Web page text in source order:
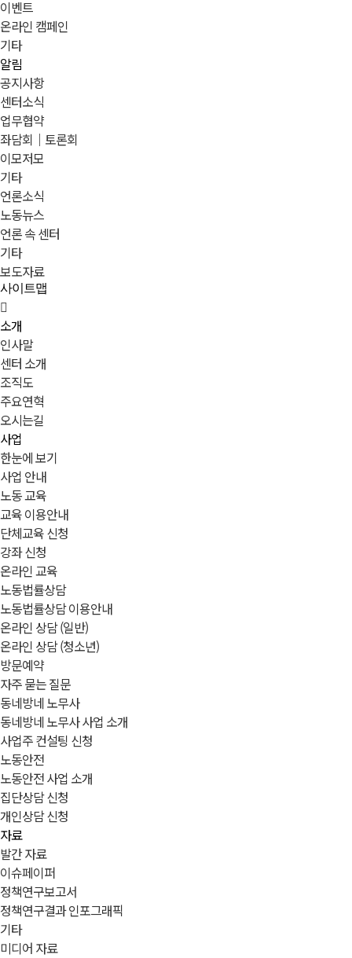
이벤트
온라인 캠페인
기타
알림
공지사항
센터소식
업무협약
좌담회｜토론회
이모저모
기타
언론소식
노동뉴스
언론 속 센터
기타
보도자료
사이트맵
소개
인사말
센터 소개
조직도
주요연혁
오시는길
사업
한눈에 보기
사업 안내
노동 교육
교육 이용안내
단체교육 신청
강좌 신청
온라인 교육
노동법률상담
노동법률상담 이용안내
온라인 상담 (일반)
온라인 상담 (청소년)
방문예약
자주 묻는 질문
동네방네 노무사
동네방네 노무사 사업 소개
사업주 컨설팅 신청
노동안전
노동안전 사업 소개
집단상담 신청
개인상담 신청
자료
발간 자료
이슈페이퍼
정책연구보고서
정책연구결과 인포그래픽
기타
미디어 자료